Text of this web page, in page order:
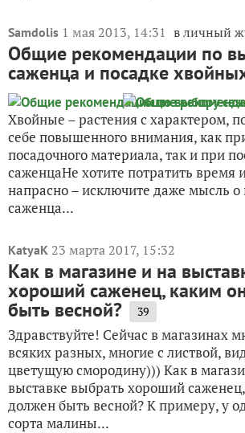
Samdolis 1 мая 2013, 14:31 в личный
Общие рекомендации по
саженца и посадке
Хвойные – растения с характером,
себе повышенного внимания, как
посадочного материала, так и при
саженцаНе хотите потратить время
напрасно – исключите даже мысль
саженца...
KatyaK 23 марта 2017, 15:32
Как в магазине и на
хороший саженец, каким
быть весной? 39
Здравствуйте! Сейчас в магазинах
всяких разных, многие с листвой,
цветущую смородину))) Как в
выставке выбрать хороший
должен быть весной? К примеру, у
сорта малины...